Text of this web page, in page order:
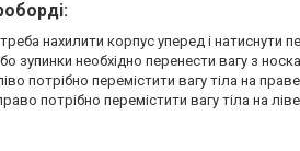
нахилити корпус уперед і натиснути
зупинки необхідно перенести вагу з
потрібно перемістити вагу тіла на
потрібно перемістити вагу тіла на